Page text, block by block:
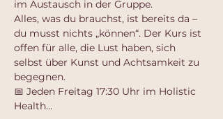
im Austausch in der Gruppe.
Alles, was du brauchst, ist bereits da –
du musst nichts „können“. Der Kurs ist
offen für alle, die Lust haben, sich
selbst über Kunst und Achtsamkeit zu
begegnen.
📅 Jeden Freitag 17:30 Uhr im Holistic
Health…